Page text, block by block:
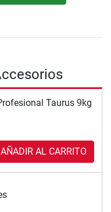
Taurus 9kg
AÑADIR AL CARRITO